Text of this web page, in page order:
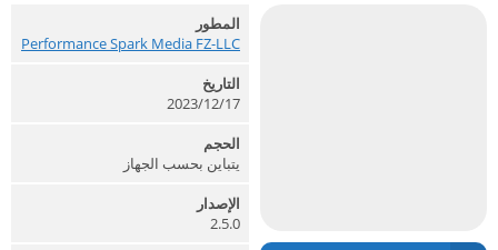
المطور
Performance Spark Media FZ-LLC‏
التاريخ
2023/12/17
الحجم
يتباين بحسب الجهاز
الإصدار
2.5.0